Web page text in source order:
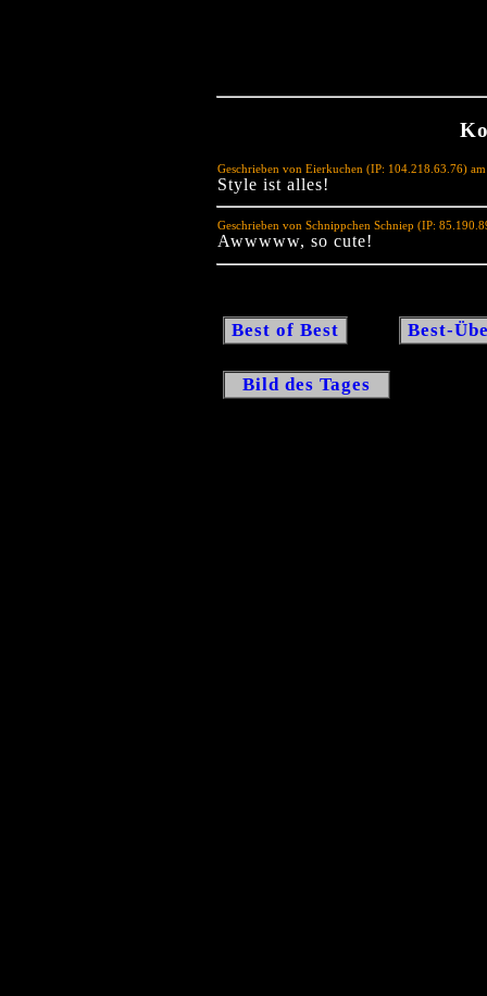
Geschrieben von Eierkuchen (IP: 104.218.63.76)
Style ist alles!
Geschrieben von Schnippchen Schniep (IP:
Awwwww, so cute!
Best of Best Best-
Bild des Tages